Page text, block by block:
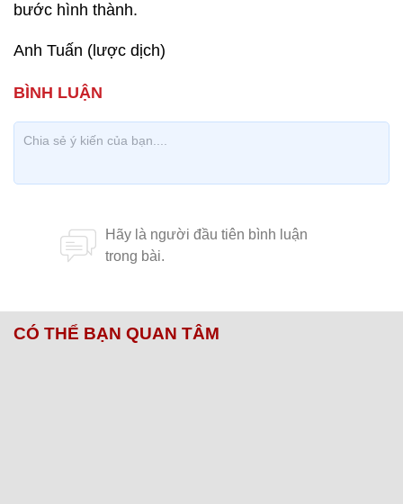
bước hình thành.
Anh Tuấn (lược dịch)
CÓ THỂ BẠN QUAN TÂM